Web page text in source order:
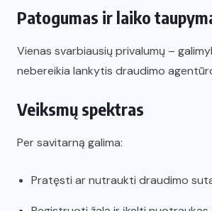
Patogumas ir laiko
Vienas svarbiausių privalumų –
nebereikia lankytis draudimo
Veiksmų spektras
Per savitarną galima:
Pratęsti ar nutraukti draudimo